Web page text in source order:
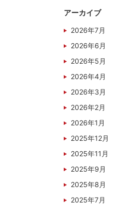
アーカイブ
2026年7月
2026年6月
2026年5月
2026年4月
2026年3月
2026年2月
2026年1月
2025年12月
2025年11月
2025年9月
2025年8月
2025年7月